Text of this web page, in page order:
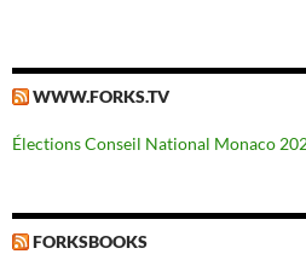
WWW.FORKS.TV
Élections Conseil National Monaco
FORKSBOOKS